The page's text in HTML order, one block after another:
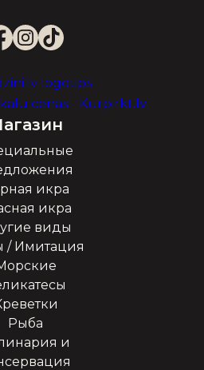
икра
икра
виды
/ Имитация
Рыба
и